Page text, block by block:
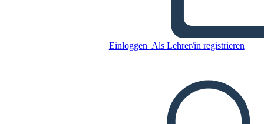
Einloggen Als Lehrer/in registrieren
אופייני vs מו"מ עקרונית
Kopieren Sie dieses Storyboard
ERSTELLEN SIE EIN STORYBOARD